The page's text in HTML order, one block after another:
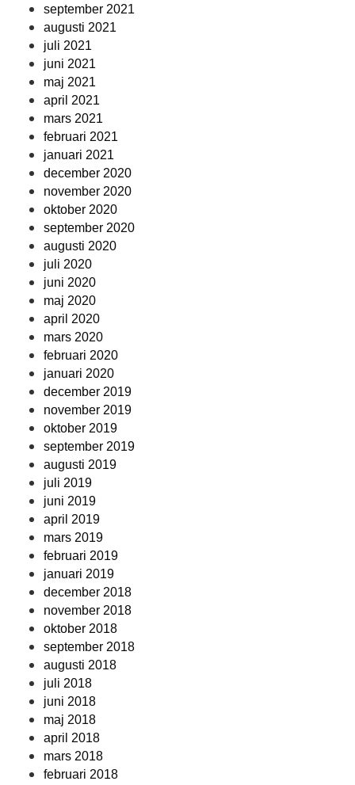
september 2021
augusti 2021
juli 2021
juni 2021
maj 2021
april 2021
mars 2021
februari 2021
januari 2021
december 2020
november 2020
oktober 2020
september 2020
augusti 2020
juli 2020
juni 2020
maj 2020
april 2020
mars 2020
februari 2020
januari 2020
december 2019
november 2019
oktober 2019
september 2019
augusti 2019
juli 2019
juni 2019
april 2019
mars 2019
februari 2019
januari 2019
december 2018
november 2018
oktober 2018
september 2018
augusti 2018
juli 2018
juni 2018
maj 2018
april 2018
mars 2018
februari 2018